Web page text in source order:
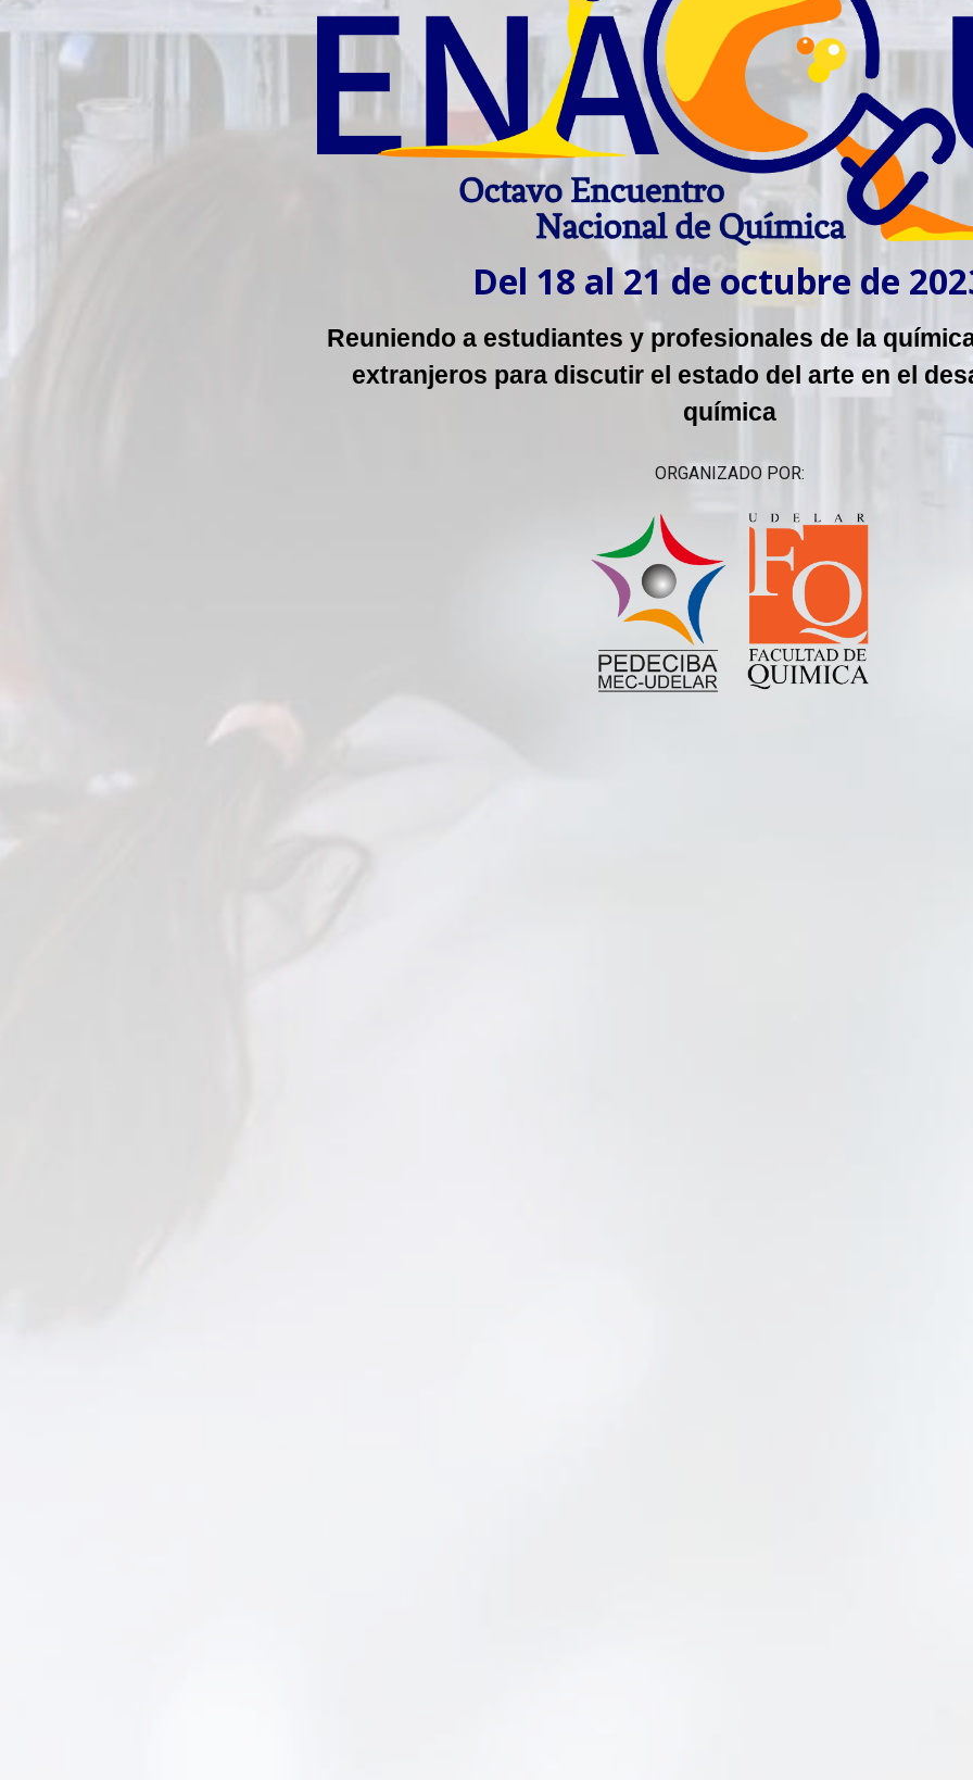
Del 18 al 21 de octubre de
Reuniendo a estudiantes y profesionales de la
extranjeros para discutir el estado del arte en el
química
ORGANIZADO POR: